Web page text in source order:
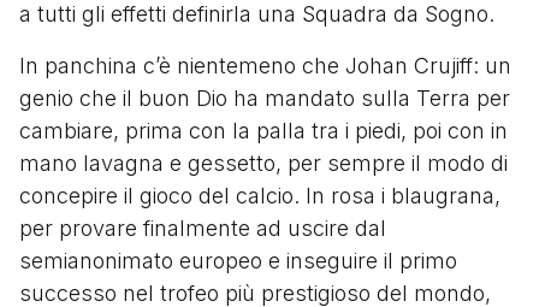
a tutti gli effetti definirla una Squadra da Sogno.
In panchina c’è nientemeno che Johan Crujiff: un
genio che il buon Dio ha mandato sulla Terra per
cambiare, prima con la palla tra i piedi, poi con in
mano lavagna e gessetto, per sempre il modo di
concepire il gioco del calcio. In rosa i blaugrana,
per provare finalmente ad uscire dal
semianonimato europeo e inseguire il primo
successo nel trofeo più prestigioso del mondo,